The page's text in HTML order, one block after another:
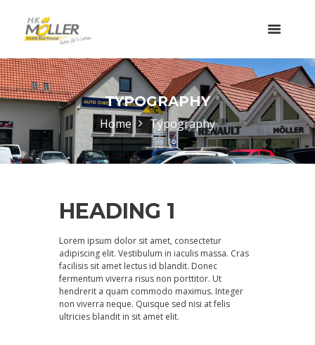
TYPOGRAPHY
Home Typography
HEADING 1
Lorem ipsum dolor sit amet, consectetur
adipiscing elit. Vestibulum in iaculis massa. Cras
facilisis sit amet lectus id blandit. Donec
fermentum viverra risus non porttitor. Ut
hendrerit a quam commodo maximus. Integer
non viverra neque. Quisque sed nisi at felis
ultricies blandit in sit amet elit.